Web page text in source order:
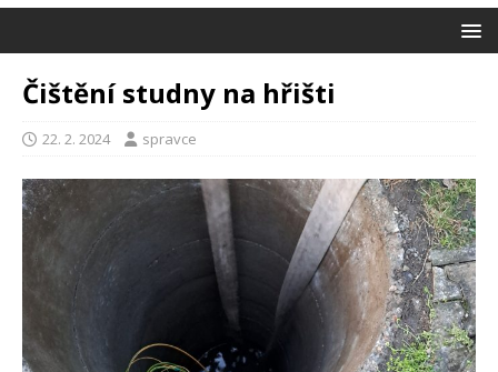
Čištění studny na hřišti
22. 2. 2024 spravce